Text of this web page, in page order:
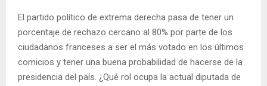
El partido político de extrema derecha pasa de tener un
porcentaje de rechazo cercano al 80% por parte de los
ciudadanos franceses a ser el más votado en los últimos
comicios y tener una buena probabilidad de hacerse de la
presidencia del país. ¿Qué rol ocupa la actual diputada de